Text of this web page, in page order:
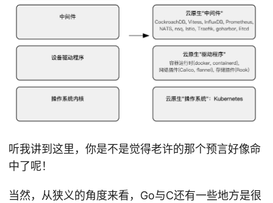
听我讲到这里，你是不是觉得老许的那个预言好像命
中了呢！
当然，从狭义的角度来看，Go与C还有一些地方是很